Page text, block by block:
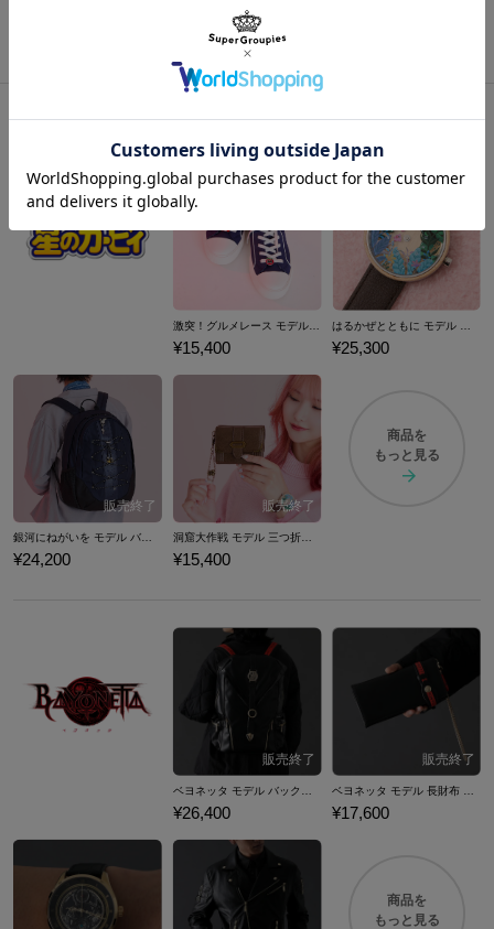
おすすめ商品
激突！グルメレース モデル ハイカットスニーカー 『星のカービィ スーパーデラックス』 （ 2024Ver. ）
¥15,400 ¥25,300
銀河にねがいを モデル バックパック 『星のカービィ スーパーデラックス』 （ 2024Ver. ）
¥24,200
洞窟大作戦 モデル 三つ折り財布 『星のカービィ スーパーデラックス』 （ 2024Ver. ）
¥15,400
商品を
もっと見る
¥26,400 ¥17,600
商品を
もっと見る